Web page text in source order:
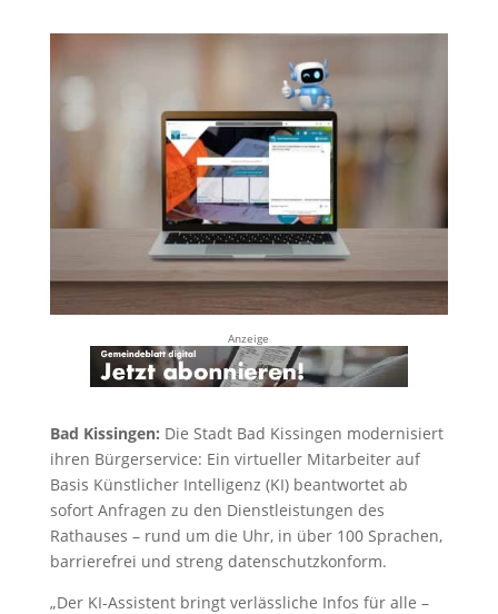
Anzeige
Bad Kissingen: Die Stadt Bad Kissingen modernisiert
ihren Bürgerservice: Ein virtueller Mitarbeiter auf
Basis Künstlicher Intelligenz (KI) beantwortet ab
sofort Anfragen zu den Dienstleistungen des
Rathauses – rund um die Uhr, in über 100 Sprachen,
barrierefrei und streng datenschutzkonform.
„Der KI-Assistent bringt verlässliche Infos für alle –